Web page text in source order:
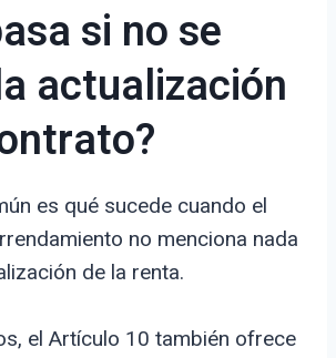
si no se
actualización
es qué sucede cuando el
no menciona nada
de la renta.
el Artículo 10 también ofrece